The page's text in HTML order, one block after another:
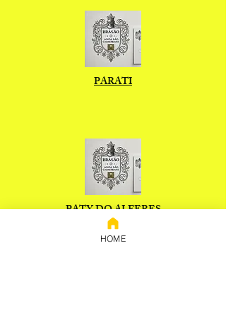
PARATI
PATY DO ALFERES
HOME